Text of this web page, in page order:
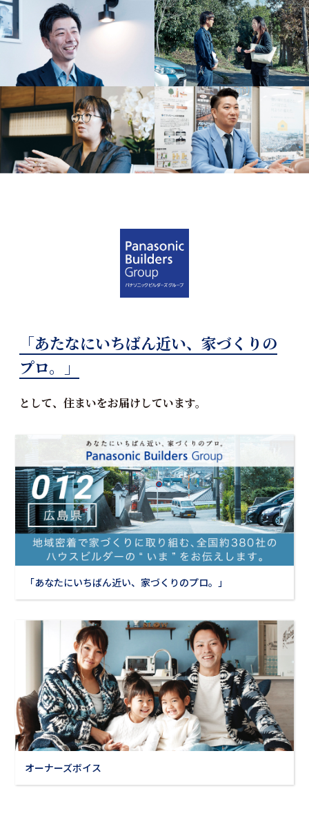
「あたなにいちばん近い、家づくりの
プロ。」
として、住まいをお届けしています。
「あなたにいちばん近い、家づくりのプロ。」
オーナーズボイス